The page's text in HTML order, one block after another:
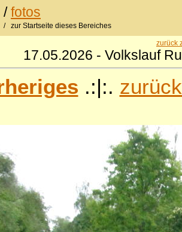
/fotos
/ zur Startseite dieses Bereiches
zurück
17.05.2026 - Volkslauf
.:|:.